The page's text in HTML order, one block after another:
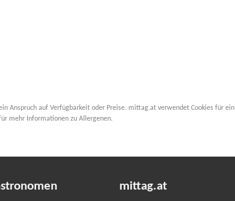
Anspruch auf Verfügbarkeit oder Preise. mittag.at verwendet Cookies für ein
mehr Informationen zu Allergenen.
mittag.at